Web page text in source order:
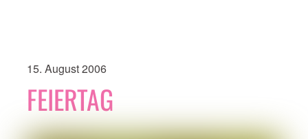
15. August 2006
FEIERTAG